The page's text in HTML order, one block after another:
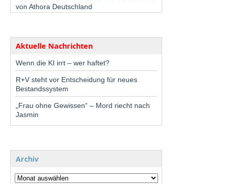
von Athora Deutschland
Aktuelle Nachrichten
Wenn die KI irrt – wer haftet?
R+V steht vor Entscheidung für neues
Bestandssystem
„Frau ohne Gewissen“ – Mord riecht nach
Jasmin
Archiv